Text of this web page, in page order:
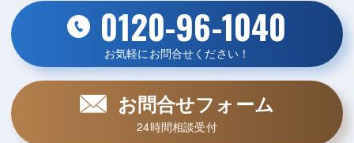
0120-96-1040
お気軽にお問合せください！
お問合せフォーム
24時間相談受付